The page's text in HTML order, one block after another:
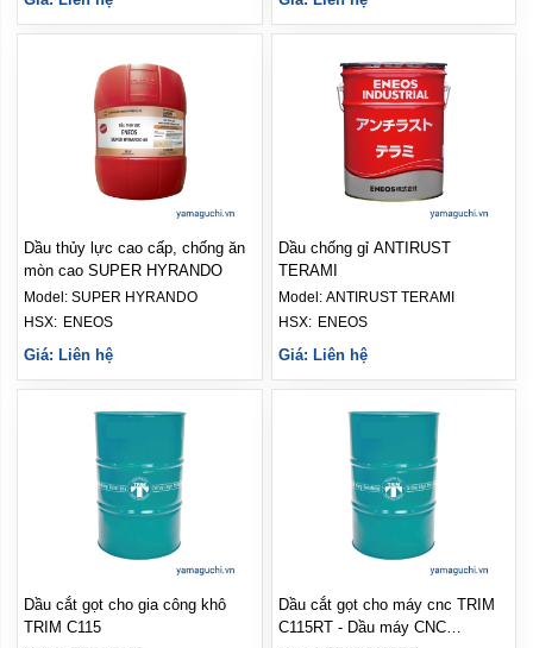
Dầu thủy lực cao cấp, chống ăn
mòn cao SUPER HYRANDO
Model: SUPER HYRANDO
ENEOS
Giá: Liên hệ
Dầu chống gỉ ANTIRUST
TERAMI
Model: ANTIRUST TERAMI
HSX: ENEOS
Giá: Liên hệ
Dầu cắt gọt cho gia công khô
TRIM C115
Dầu cắt gọt cho máy cnc TRIM
C115RT - Dầu máy CNC